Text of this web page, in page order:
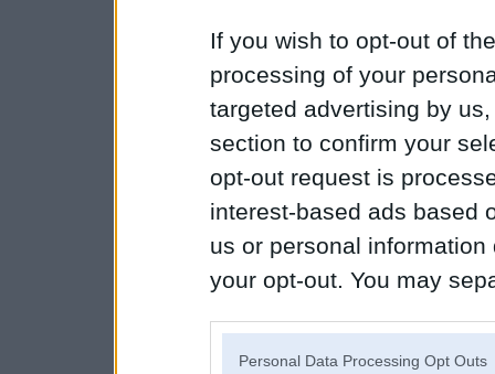
If you wish to opt-out of
processing of your
targeted advertising by
section to confirm your
opt-out request is
interest-based ads based
us or personal
your opt-out. You may
Personal Data Processing Opt Outs